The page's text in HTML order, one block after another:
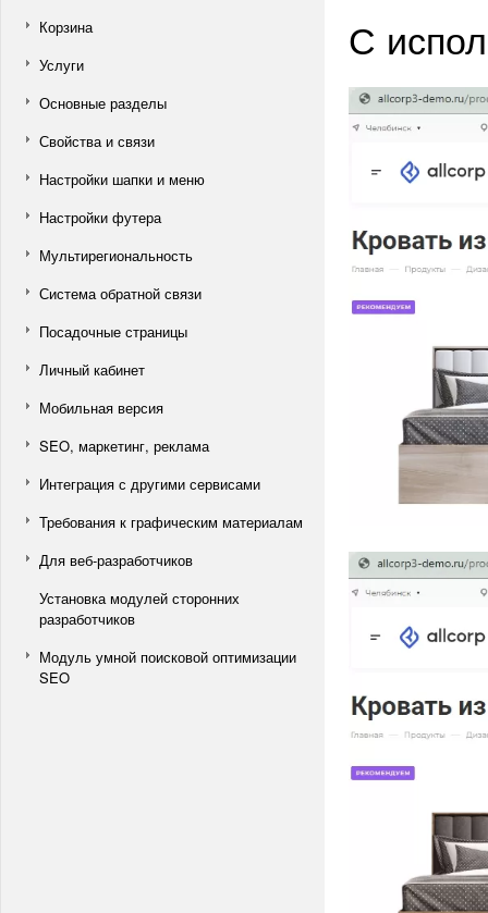
Корзина
Услуги
Основные разделы
Свойства и связи
Настройки шапки и меню
Настройки футера
Мультирегиональность
Система обратной связи
Посадочные страницы
Личный кабинет
Мобильная версия
SEO, маркетинг, реклама
Интеграция с другими сервисами
Требования к графическим материалам
Для веб-разработчиков
Установка модулей сторонних
разработчиков
Модуль умной поисковой оптимизации
SEO
С